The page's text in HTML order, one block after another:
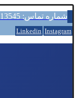
شماره تماس: 02191313545
Linkedin Instagram